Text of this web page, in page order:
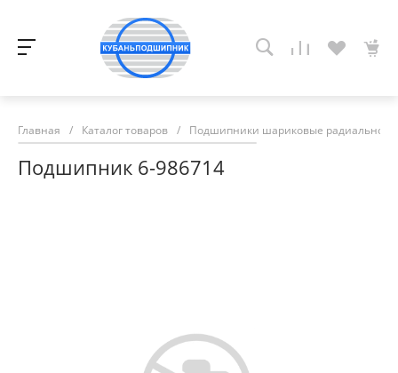
Главная / Каталог товаров / Подшипники шариковые радиально-
Подшипник 6-986714